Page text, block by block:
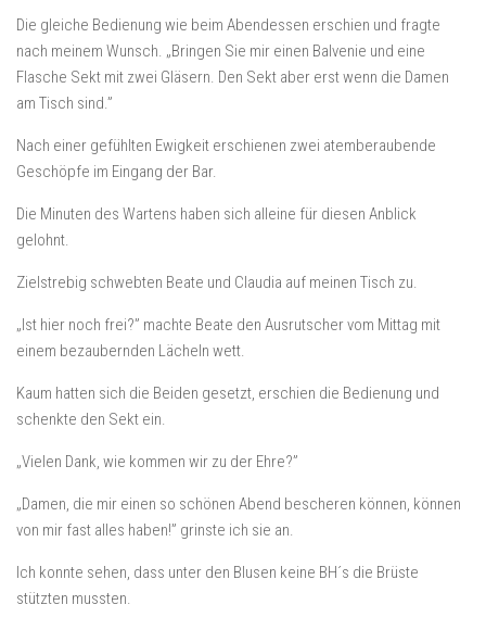
Die gleiche Bedienung wie beim Abendessen erschien und fragte
nach meinem Wunsch. „Bringen Sie mir einen Balvenie und eine
Flasche Sekt mit zwei Gläsern. Den Sekt aber erst wenn die Damen
am Tisch sind.”
Nach einer gefühlten Ewigkeit erschienen zwei atemberaubende
Geschöpfe im Eingang der Bar.
Die Minuten des Wartens haben sich alleine für diesen Anblick
gelohnt.
Zielstrebig schwebten Beate und Claudia auf meinen Tisch zu.
„Ist hier noch frei?” machte Beate den Ausrutscher vom Mittag mit
einem bezaubernden Lächeln wett.
Kaum hatten sich die Beiden gesetzt, erschien die Bedienung und
schenkte den Sekt ein.
„Vielen Dank, wie kommen wir zu der Ehre?”
„Damen, die mir einen so schönen Abend bescheren können, können
von mir fast alles haben!” grinste ich sie an.
Ich konnte sehen, dass unter den Blusen keine BH´s die Brüste
stützten mussten.